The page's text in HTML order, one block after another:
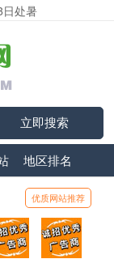
处暑
立即搜索
地区排名
优质网站推荐
/年
云
打折，99元/年
顶部广告位5
广告位招商_